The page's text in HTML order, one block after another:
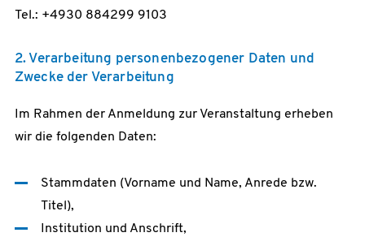
Tel.: +4930 884299 9103
2. Verarbeitung personenbezogener Daten und
Zwecke der Verarbeitung
Im Rahmen der Anmeldung zur Veranstaltung erheben
wir die folgenden Daten:
Stammdaten (Vorname und Name, Anrede bzw.
Titel),
Institution und Anschrift,